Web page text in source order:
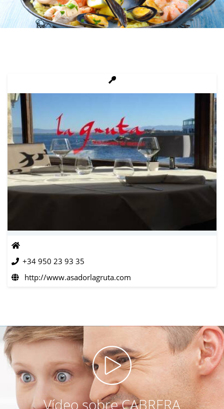
+34 950 23 93 35
http://www.asadorlagruta.com
Vídeo sobre CABRERA